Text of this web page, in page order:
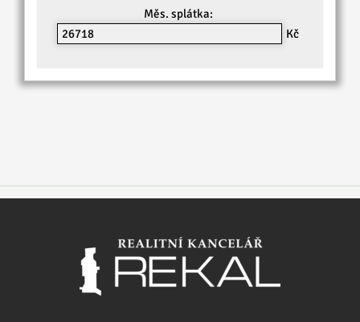
Měs. splátka:
Kč